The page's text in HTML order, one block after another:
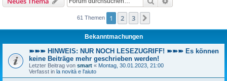
61 Themen 1 2 3
Bekanntmachungen
➽➽➽ HINWEIS: NUR NOCH LESEZUGRIFF! ➽➽➽ Es können
keine Beiträge mehr geschrieben werden!
Letzter Beitrag von smart « Montag, 30.01.2023, 21:00
Verfasst in la novità e l'aiuto